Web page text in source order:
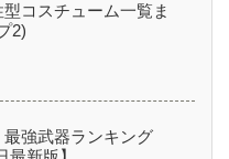
コスチューム一覧ま
2)
最強武器ランキング